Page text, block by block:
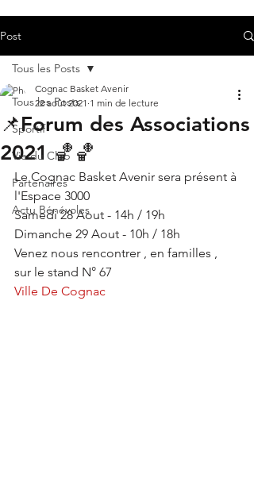
Post
Tous les Posts
Sportif
Vie du Club
Partenaires
Actu Bénévoles
Tous les Posts
📌Forum des Associations
2021 🏀🏀
Cognac Basket Avenir
22 août 2021 1 min de lecture
Le Cognac Basket Avenir sera présent à
l'Espace 3000
Samedi 28 Aout - 14h / 19h
Dimanche 29 Aout - 10h / 18h
Venez nous rencontrer , en familles ,
sur le stand N° 67
Ville De Cognac